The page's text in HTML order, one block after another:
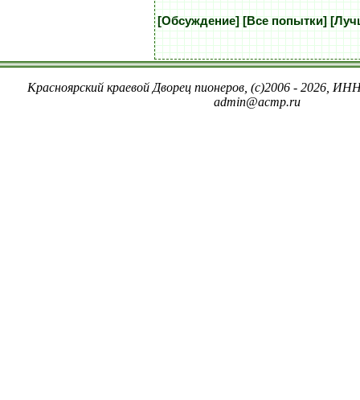
[Обсуждение] [Все попытки]
Красноярский краевой Дворец пионеров, (c)2006 - 2026,
admin@acmp.ru